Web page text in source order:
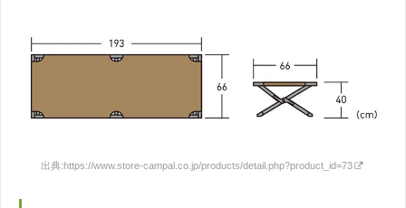
出典:https://www.store-campal.co.jp/products/detail.php?product_id=73